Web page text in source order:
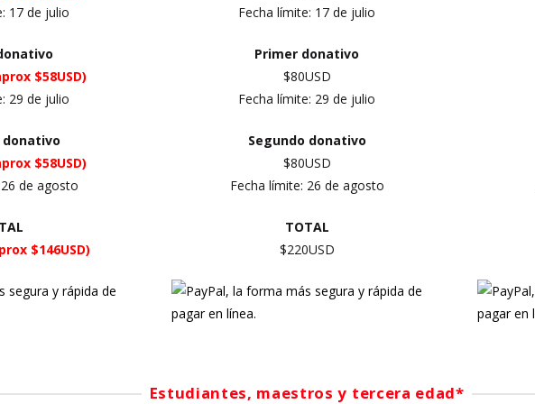
17 de julio
$58USD)
29 de julio
donativo
$58USD)
26 de agosto
$146USD)
Fecha límite: 17 de julio
Primer donativo
$80USD
Fecha límite: 29 de julio
Segundo donativo
$80USD
Fecha límite: 26 de agosto
TOTAL
$220USD
Estudiantes, maestros y tercera edad*